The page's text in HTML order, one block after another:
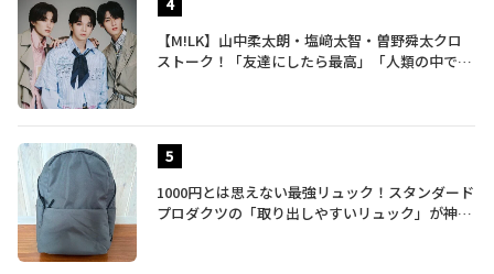
【M!LK】山中柔太朗・塩﨑太智・曽野舜太クロ
ストーク！「友達にしたら最高」「人類の中で桁
1000円とは思えない最強リュック！スタンダード
プロダクツの「取り出しやすいリュック」が神す